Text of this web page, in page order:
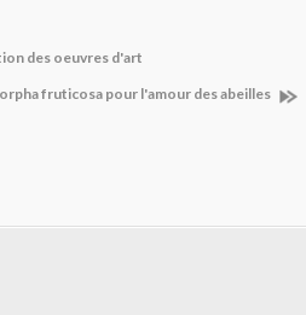
des oeuvres d'art
fruticosa pour l'amour des abeilles